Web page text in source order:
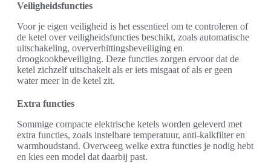
Veiligheidsfuncties
Voor je eigen veiligheid is het essentieel om te controleren of
de ketel over veiligheidsfuncties beschikt, zoals automatische
uitschakeling, oververhittingsbeveiliging en
droogkookbeveiliging. Deze functies zorgen ervoor dat de
ketel zichzelf uitschakelt als er iets misgaat of als er geen
water meer in de ketel zit.
Extra functies
Sommige compacte elektrische ketels worden geleverd met
extra functies, zoals instelbare temperatuur, anti-kalkfilter en
warmhoudstand. Overweeg welke extra functies je nodig hebt
en kies een model dat daarbij past.